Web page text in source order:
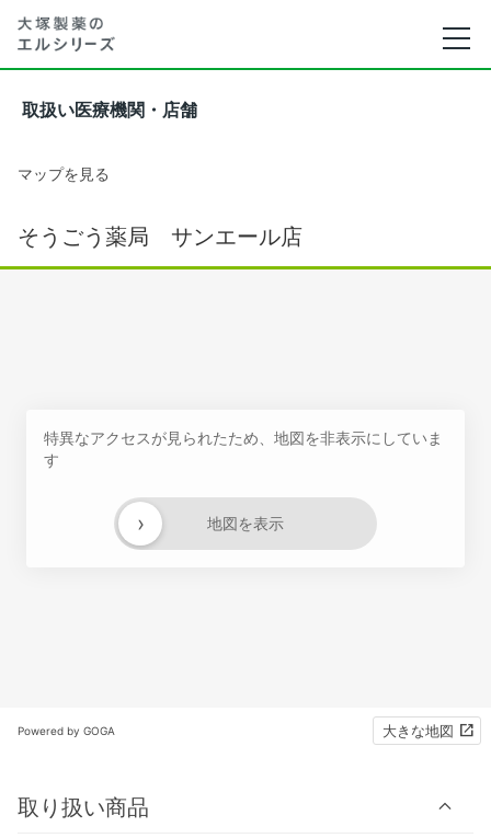
取扱い医療機関・店舗
マップを見る
そうごう薬局 サンエール店
特異なアクセスが見られたため、地図を非表示にしていま
す
地図を表示
›
Powered by GOGA 大きな地図
取り扱い商品